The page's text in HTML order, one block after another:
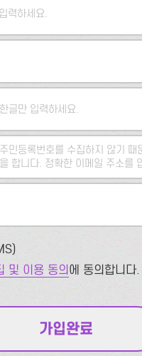
력하세요.
력하세요.
글만 입력하세요.
민등록번호를 수집하지 않기
합니다. 정확한 이메일 주소를
및 이용 동의에 동의합니다.